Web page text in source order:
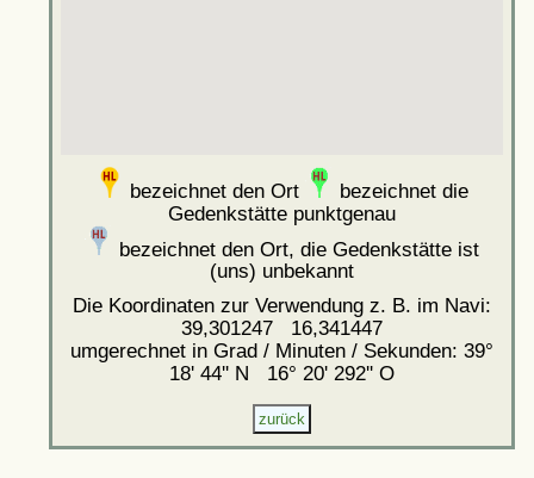
bezeichnet den Ort
bezeichnet die
Gedenkstätte punktgenau
bezeichnet den Ort, die Gedenkstätte ist
(uns) unbekannt
Die Koordinaten zur Verwendung z. B. im Navi:
39,301247 16,341447
umgerechnet in Grad / Minuten / Sekunden: 39°
18' 44'' N 16° 20' 292'' O